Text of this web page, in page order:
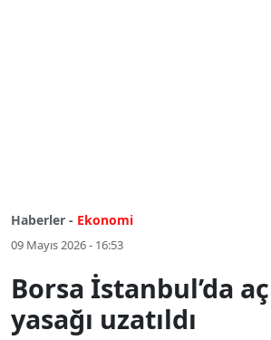
Haberler - Ekonomi
09 Mayıs 2026 - 16:53
Borsa İstanbul’da
yasağı uzatıldı